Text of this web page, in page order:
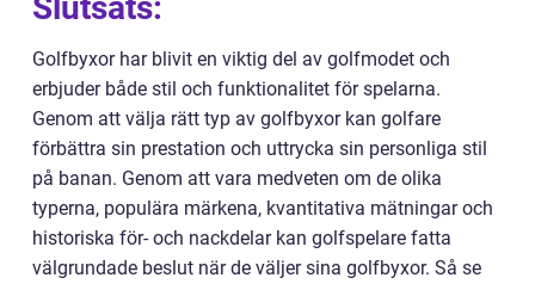
Golfbyxor har blivit en viktig del av golfmodet och
erbjuder både stil och funktionalitet för spelarna.
Genom att välja rätt typ av golfbyxor kan golfare
förbättra sin prestation och uttrycka sin personliga stil
på banan. Genom att vara medveten om de olika
typerna, populära märkena, kvantitativa mätningar och
historiska för- och nackdelar kan golfspelare fatta
välgrundade beslut när de väljer sina golfbyxor. Så se